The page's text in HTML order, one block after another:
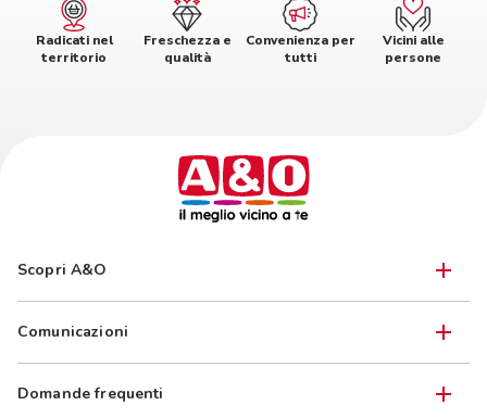
Radicati nel
territorio
Freschezza e
qualità
Convenienza per
tutti
Vicini alle
persone
Scopri A&O
Comunicazioni
Domande frequenti